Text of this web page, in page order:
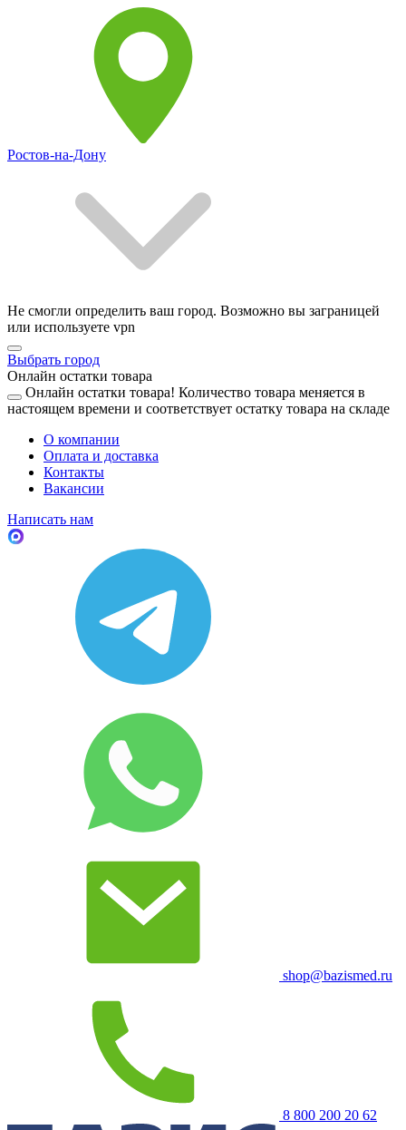
Ростов-на-Дону
Не смогли определить ваш город. Возможно вы заграницей
или используете vpn
Выбрать город
Онлайн остатки товара
Онлайн остатки товара! Количество товара меняется в
настоящем времени и соответствует остатку товара на складе
О компании
Оплата и доставка
Контакты
Вакансии
Написать нам
shop@bazismed.ru
8 800 200 20 62